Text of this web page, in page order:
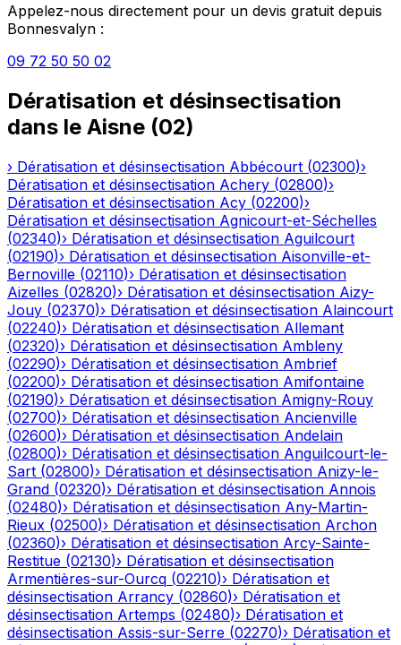
Appelez-nous directement pour un devis gratuit depuis
Bonnesvalyn :
09 72 50 50 02
Dératisation et désinsectisation
dans le Aisne (02)
› Dératisation et désinsectisation Abbécourt (02300)›
Dératisation et désinsectisation Achery (02800)›
Dératisation et désinsectisation Acy (02200)›
Dératisation et désinsectisation Agnicourt-et-Séchelles
(02340)› Dératisation et désinsectisation Aguilcourt
(02190)› Dératisation et désinsectisation Aisonville-et-
Bernoville (02110)› Dératisation et désinsectisation
Aizelles (02820)› Dératisation et désinsectisation Aizy-
Jouy (02370)› Dératisation et désinsectisation Alaincourt
(02240)› Dératisation et désinsectisation Allemant
(02320)› Dératisation et désinsectisation Ambleny
(02290)› Dératisation et désinsectisation Ambrief
(02200)› Dératisation et désinsectisation Amifontaine
(02190)› Dératisation et désinsectisation Amigny-Rouy
(02700)› Dératisation et désinsectisation Ancienville
(02600)› Dératisation et désinsectisation Andelain
(02800)› Dératisation et désinsectisation Anguilcourt-le-
Sart (02800)› Dératisation et désinsectisation Anizy-le-
Grand (02320)› Dératisation et désinsectisation Annois
(02480)› Dératisation et désinsectisation Any-Martin-
Rieux (02500)› Dératisation et désinsectisation Archon
(02360)› Dératisation et désinsectisation Arcy-Sainte-
Restitue (02130)› Dératisation et désinsectisation
Armentières-sur-Ourcq (02210)› Dératisation et
désinsectisation Arrancy (02860)› Dératisation et
désinsectisation Artemps (02480)› Dératisation et
désinsectisation Assis-sur-Serre (02270)› Dératisation et